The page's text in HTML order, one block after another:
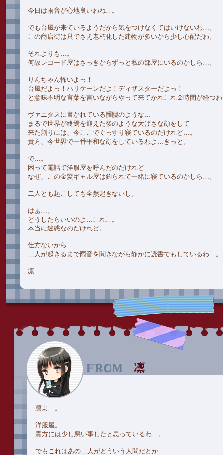
今日は雨音が心地良いわね…。
でも台風が来ているようだから気をつけなくてはいけないわ…。
この商店街は只でさえ老朽化した建物が多いから少し心配だわ。
それよりも…。
何故レコード屋はさっきからずっと私の部屋にいるのかしら…。
りんちゃん怖いよっ！
台風だよっ！ハリケーンだよ！ディザスターだよっ！
と意味不明な言葉を言いながらやって来てかれこれ２時間が経つ
ヴァニタスに書かれている髑髏のような…
まるで世界が終焉を迎えた後のような大げさな顔をして
来た割りには、今ここでぐっすり寝ているのだけれど…。
貴方、今世界で一番平和な顔をしているわよ…きっと。
で…。
困って電話で洋服屋を呼んだのだけれど
なぜ、この金髪ギャル屋は釣られて一緒に寝ているのかしら…。
二人とも起こしても全然起きないし。
はぁ…。
どうしたらいいのよ…これ…。
本当に迷惑なのだけれど。
仕方ないから
二人が起きるまで雨音を聞きながら静かに読書でもしているわ…。
凛
凛よ…。
洋服屋。
貴方には少し悪い事したと思っているわ…。
でもこれはあの二人がどういう人間だとか